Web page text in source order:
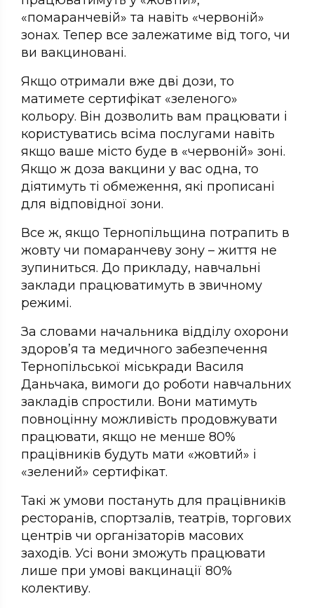
«помаранчевій» та навіть «червоній»
зонах. Тепер все залежатиме від того, чи
ви вакциновані.
Якщо отримали вже дві дози, то
матимете сертифікат «зеленого»
кольору. Він дозволить вам працювати і
користуватись всіма послугами навіть
якщо ваше місто буде в «червоній» зоні.
Якщо ж доза вакцини у вас одна, то
діятимуть ті обмеження, які прописані
для відповідної зони.
Все ж, якщо Тернопільщина потрапить в
жовту чи помаранчеву зону – життя не
зупиниться. До прикладу, навчальні
заклади працюватимуть в звичному
режимі.
За словами начальника відділу охорони
здоров’я та медичного забезпечення
Тернопільської міськради Василя
Даньчака, вимоги до роботи навчальних
закладів спростили. Вони матимуть
повноцінну можливість продовжувати
працювати, якщо не менше 80%
працівників будуть мати «жовтий» і
«зелений» сертифікат.
Такі ж умови постануть для працівників
ресторанів, спортзалів, театрів, торгових
центрів чи організаторів масових
заходів. Усі вони зможуть працювати
лише при умові вакцинації 80%
колективу.